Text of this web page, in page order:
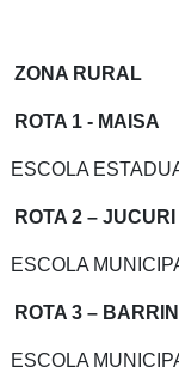
ZONA RURAL
ROTA 1 - MAISA
ESCOLA
ROTA 2 – JUCURI
ESCOLA
ROTA 3 –
ESCOLA